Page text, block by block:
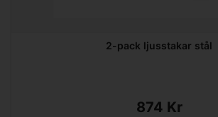
2-pack ljusstakar stål
874 Kr